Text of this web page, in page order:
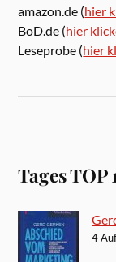
amazon.de (hier
BoD.de (hier
Leseprobe (hier
Tages TOP
4